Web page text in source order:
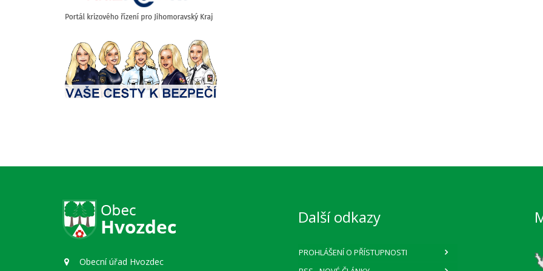
Obecní úřad Hvozdec
Další odkazy
PROHLÁŠENÍ O PŘÍSTUPNOSTI